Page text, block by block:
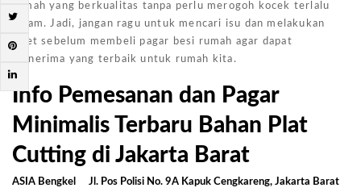
rumah yang berkualitas tanpa perlu merogoh kocek terlalu
dalam. Jadi, jangan ragu untuk mencari isu dan melakukan
riset sebelum membeli pagar besi rumah agar dapat
menerima yang terbaik untuk rumah kita.
Info Pemesanan dan Pagar
Minimalis Terbaru Bahan Plat
Cutting di Jakarta Barat
ASIA Bengkel
Jl. Pos Polisi No. 9A Kapuk Cengkareng, Jakarta Barat